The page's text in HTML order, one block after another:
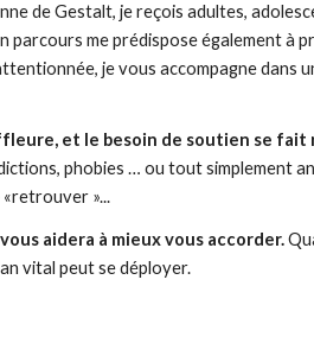
de Gestalt, jereçois adultes,
me prédispose également à
je vous accompagne dans
et le besoin de soutien se fait
phobies … ou tout simplement
»...
aidera à mieux vous accorder.
vital peut se déployer.